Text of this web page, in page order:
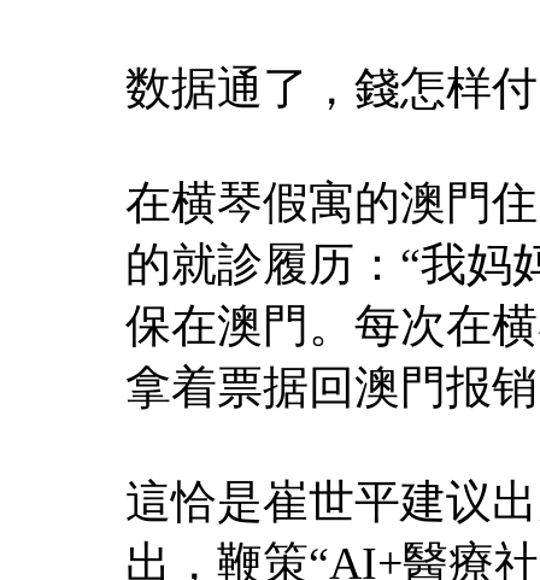
数据通了，錢怎样
在横琴假寓的澳門
的就診履历：“我妈
保在澳門。每次在
拿着票据回澳門报
這恰是崔世平建议
出，鞭策“AI+醫療